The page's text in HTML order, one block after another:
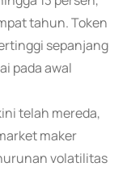
tahun. Token
sepanjang
pada awal
telah mereda,
maker
volatilitas